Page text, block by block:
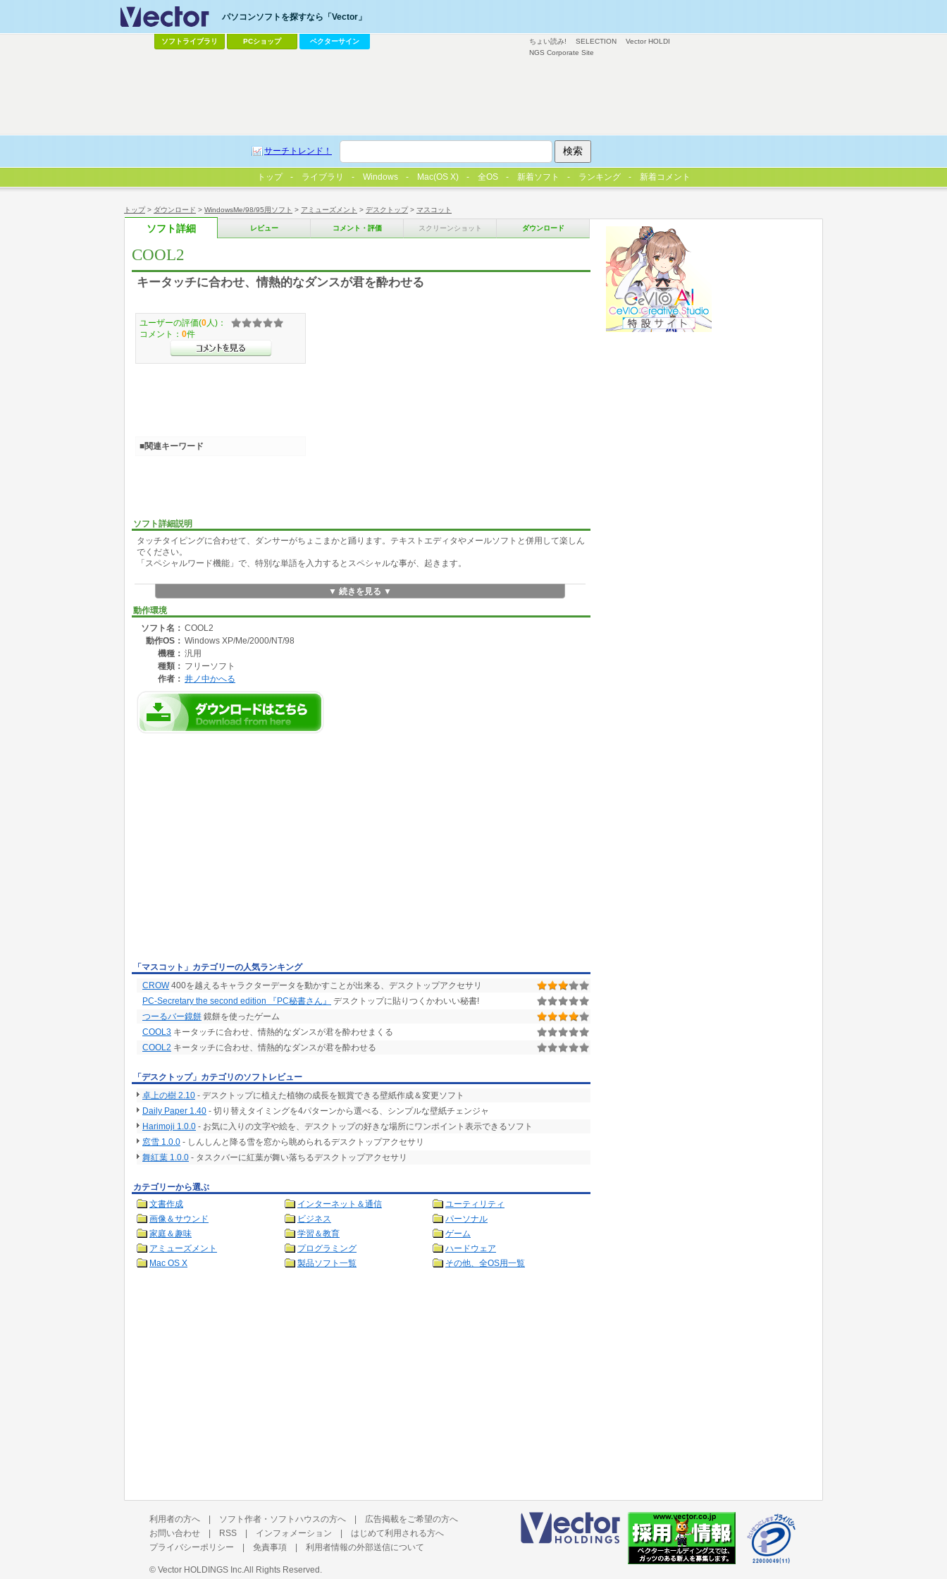
トップ> ダウンロード > WindowsMe/98/95用ソフト > アミューズメント > デスクトップ> マスコット
ソフト詳細 レビュー コメント・評価 スクリーンショット ダウンロード
COOL2
キータッチに合わせ、情熱的なダンスが君を酔わせる
ソフト詳細説明
タッチタイピングに合わせて、ダンサーがちょこまかと踊ります。テキストエディタやメールソフトと併用して楽しん
でください。
「スペシャルワード機能」で、特別な単語を入力するとスペシャルな事が、起きます。
▼ 続きを見る ▼
動作環境
ソフト名： COOL2
動作OS： Windows XP/Me/2000/NT/98
機種： 汎用
種類： フリーソフト
作者： 井ノ中かへる
ユーザーの評価(0 人)：
コメント： 0件
■関連キーワード
「マスコット」カテゴリーの人気ランキング
CROW400を越えるキャラクターデータを動かすことが出来る、デスクトップアクセサリ
PC-Secretary the second edition 『PC秘書さん』
デスクトップに貼りつくかわいい秘書!
つーるバー鏡餅 鏡餅を使ったゲーム
COOL3 キータッチに合わせ、情熱的なダンスが君を酔わせまくる
COOL2 キータッチに合わせ、情熱的なダンスが君を酔わせる
「デスクトップ」カテゴリのソフトレビュー
卓上の樹 2.10 - デスクトップに植えた植物の成長を観賞できる壁紙作成＆変更ソフト
Daily Paper 1.40 - 切り替えタイミングを4パターンから選べる、シンプルな壁紙チェンジャ
Harimoji 1.0.0 - お気に入りの文字や絵を、デスクトップの好きな場所にワンポイント表示できるソフト
窓雪 1.0.0 - しんしんと降る雪を窓から眺められるデスクトップアクセサリ
舞紅葉 1.0.0 - タスクバーに紅葉が舞い落ちるデスクトップアクセサリ
カテゴリーから選ぶ
文書作成
インターネット＆通信
ユーティリティ
画像＆サウンド
ビジネス
パーソナル
家庭＆趣味
学習＆教育
ゲーム
アミューズメント
プログラミング
ハードウェア
Mac OS X
製品ソフト一覧 その他、全OS用一覧
ちょい読み! SELECTION
Vector HOLDI
NGS Corporate Site
パソコンソフトを探すなら「Vector」
ソフトライブラリ PCショップ ベクターサイン
サーチトレンド！
トップ ライブラリ Windows Mac(OS X) 全OS 新着ソフト ランキング 新着コメント
利用者の方へ | ソフト作者・ソフトハウスの方へ | 広告掲載をご希望の方へ
お問い合わせ | RSS | インフォメーション | はじめて利用される方へ
プライバシーポリシー | 免責事項 | 利用者情報の外部送信について
© Vector HOLDINGS Inc. All Rights Reserved.